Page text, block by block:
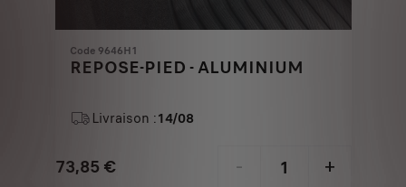
Code 9646H1
REPOSE-PIED - ALUMINIUM
Livraison :14/08
73,85 € - +